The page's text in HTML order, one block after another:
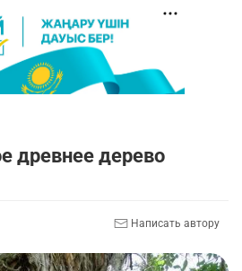
древнее дерево
Написать автору